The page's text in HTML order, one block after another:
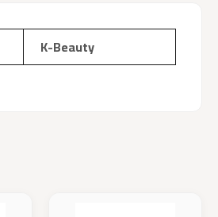
K-Beauty